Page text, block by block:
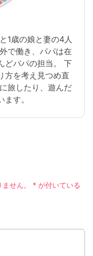
1歳の娘と妻の4人
で働き、パパは在
どパパの担当。 下
方を考え見つめ直
旅したり、遊んだ
す。
せん。 * が付いている